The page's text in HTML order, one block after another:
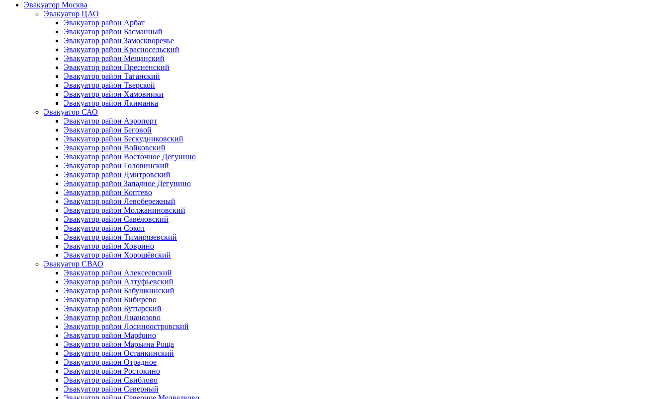
Эвакуатор Москва
Эвакуатор ЦАО
Эвакуатор район Арбат
Эвакуатор район Басманный
Эвакуатор район Замоскворечье
Эвакуатор район Красносельский
Эвакуатор район Мещанский
Эвакуатор район Пресненский
Эвакуатор район Таганский
Эвакуатор район Тверской
Эвакуатор район Хамовники
Эвакуатор район Якиманка
Эвакуатор САО
Эвакуатор район Аэропорт
Эвакуатор район Беговой
Эвакуатор район Бескудниковский
Эвакуатор район Войковский
Эвакуатор район Восточное Дегунино
Эвакуатор район Головинский
Эвакуатор район Дмитровский
Эвакуатор район Западное Дегунино
Эвакуатор район Коптево
Эвакуатор район Левобережный
Эвакуатор район Молжаниновский
Эвакуатор район Савёловский
Эвакуатор район Сокол
Эвакуатор район Тимирязевский
Эвакуатор район Ховрино
Эвакуатор район Хорошёвский
Эвакуатор СВАО
Эвакуатор район Алексеевский
Эвакуатор район Алтуфьевский
Эвакуатор район Бабушкинский
Эвакуатор район Бибирево
Эвакуатор район Бутырский
Эвакуатор район Лианозово
Эвакуатор район Лосиноостровский
Эвакуатор район Марфино
Эвакуатор район Марьина Роща
Эвакуатор район Останкинский
Эвакуатор район Отрадное
Эвакуатор район Ростокино
Эвакуатор район Свиблово
Эвакуатор район Северный